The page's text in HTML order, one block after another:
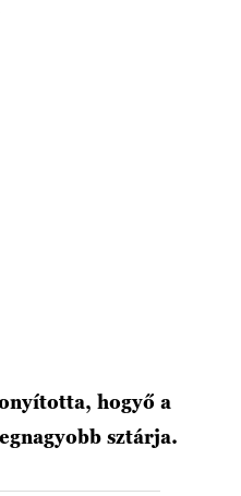
hogyő a
sztárja.